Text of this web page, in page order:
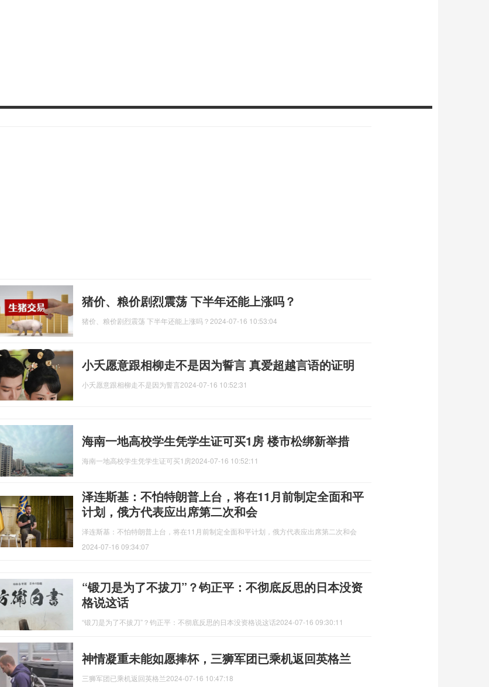
猪价、粮价剧烈震荡 下半年还能上涨吗？
猪价、粮价剧烈震荡 下半年还能上涨吗？ 2024-07-16 10:53:04
小夭愿意跟相柳走不是因为誓言 真爱超越言语的证明
小夭愿意跟相柳走不是因为誓言2024-07-16 10:52:31
海南一地高校学生凭学生证可买1房 楼市松绑新举措
海南一地高校学生凭学生证可买1房2024-07-16 10:52:11
泽连斯基：不怕特朗普上台，将在11月前制定全面和平
计划，俄方代表应出席第二次和会
泽连斯基：不怕特朗普上台，将在11月前制定全面和平计划，俄方代表应出席第二次和会
2024-07-16 09:34:07
“锻刀是为了不拔刀”？钧正平：不彻底反思的日本没资
格说这话
“锻刀是为了不拔刀”？钧正平：不彻底反思的日本没资格说这话2024-07-16 09:30:11
神情凝重未能如愿捧杯，三狮军团已乘机返回英格兰
三狮军团已乘机返回英格兰2024-07-16 10:47:18